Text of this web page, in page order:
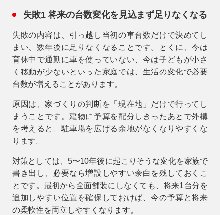
失敗1 将来の台数変化を見込まず足りなくなる
失敗の内容は、引っ越し当初の車台数だけで決めてし
まい、数年後に足りなくなることです。とくに、今は
育休中で通勤に車を使っていない、今は子どもが小さ
く移動が少ないといった家庭では、生活の変化で必要
台数が増えることがあります。
原因は、家づくりの判断を「現在地」だけで行ってし
まうことです。建物に予算を配分しきったあとで外構
を考えると、駐車場を広げる余地がなくなりやすくな
ります。
対策としては、5〜10年後に起こりそうな変化を家族で
書き出し、必要なら増設しやすい余白を残しておくこ
とです。最初から全面舗装にしなくても、将来1台分を
追加しやすい位置を確保しておけば、今の予算と将来
の柔軟性を両立しやすくなります。